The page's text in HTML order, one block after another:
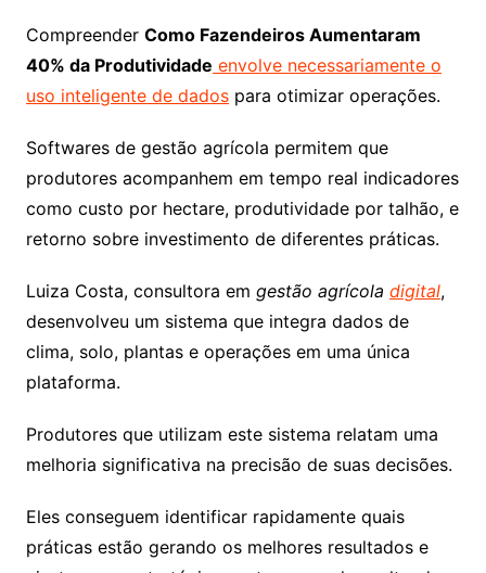
Compreender Como Fazendeiros Aumentaram
40% da Produtividade envolve necessariamente o
uso inteligente de dadospara otimizar operações.
Softwares de gestão agrícola permitem que
produtores acompanhem em tempo real indicadores
como custo por hectare, produtividade por talhão, e
retorno sobre investimento de diferentes práticas.
Luiza Costa, consultora em gestão agrícola digital,
desenvolveu um sistema que integra dados de
clima, solo, plantas e operações em uma única
plataforma.
Produtores que utilizam este sistema relatam uma
melhoria significativa na precisão de suas decisões.
Eles conseguem identificar rapidamente quais
práticas estão gerando os melhores resultados e